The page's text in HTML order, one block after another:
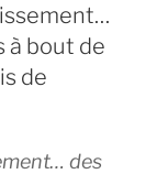
à bout de
de
des